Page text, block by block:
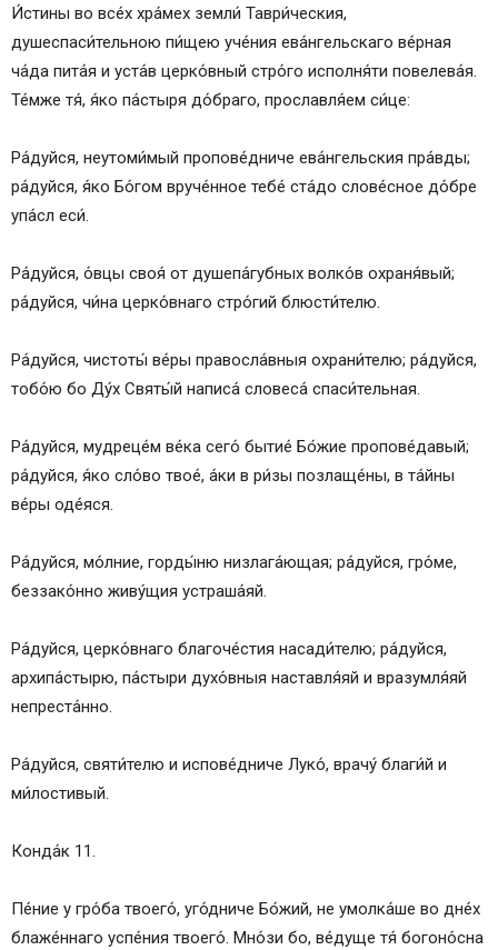
И́стины во все́х хра́мех земли́ Таври́ческия,
душеспаси́тельною пи́щею уче́ния ева́нгельскаго ве́рная
ча́да пита́я и уста́в церко́вный стро́го исполня́ти повелева́я.
Те́мже тя́, я́ко па́стыря до́браго, прославля́ем си́це:
Ра́дуйся, неутоми́мый пропове́дниче ева́нгельския пра́вды;
ра́дуйся, я́ко Бо́гом вруче́нное тебе́ ста́до слове́сное до́бре
упа́сл еси́.
Ра́дуйся, о́вцы своя́ от душепа́губных волко́в охраня́вый;
ра́дуйся, чи́на церко́внаго стро́гий блюсти́телю.
Ра́дуйся, чистоты́ ве́ры правосла́вныя охрани́телю; ра́дуйся,
тобо́ю бо Ду́х Святы́й написа́ словеса́ спаси́тельная.
Ра́дуйся, мудреце́м ве́ка сего́ бытие́ Бо́жие пропове́давый;
ра́дуйся, я́ко сло́во твое́, а́ки в ри́зы позлаще́ны, в та́йны
ве́ры оде́яся.
Ра́дуйся, мо́лние, горды́ню низлага́ющая; ра́дуйся, гро́ме,
беззако́нно живу́щия устраша́яй.
Ра́дуйся, церко́внаго благоче́стия насади́телю; ра́дуйся,
архипа́стырю, па́стыри духо́вныя наставля́яй и вразумля́яй
непреста́нно.
Ра́дуйся, святи́телю и испове́дниче Луко́, врачу́ благи́й и
ми́лостивый.
Конда́к 11.
Пе́ние у гро́ба твоего́, уго́дниче Бо́жий, не умолка́ше во дне́х
блаже́ннаго успе́ния твоего́. Мно́зи бо, ве́дуще тя́ богоно́сна